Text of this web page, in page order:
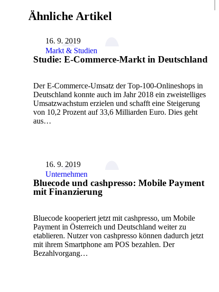
Ähnliche Artikel
16. 9. 2019
Markt & Studien
Studie: E-Commerce-Markt in Deutschland
Der E-Commerce-Umsatz der Top-100-Onlineshops in
Deutschland konnte auch im Jahr 2018 ein zweistelliges
Umsatzwachstum erzielen und schafft eine Steigerung
von 10,2 Prozent auf 33,6 Milliarden Euro. Dies geht
aus…
16. 9. 2019
Unternehmen
Bluecode und cashpresso: Mobile Payment
mit Finanzierung
Bluecode kooperiert jetzt mit cashpresso, um Mobile
Payment in Österreich und Deutschland weiter zu
etablieren. Nutzer von cashpresso können dadurch jetzt
mit ihrem Smartphone am POS bezahlen. Der
Bezahlvorgang…